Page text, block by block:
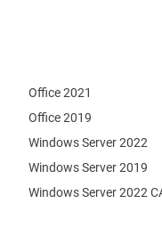
Office 2021
Office 2019
Windows Server 2022
Windows Server 2019
Windows Server 2022